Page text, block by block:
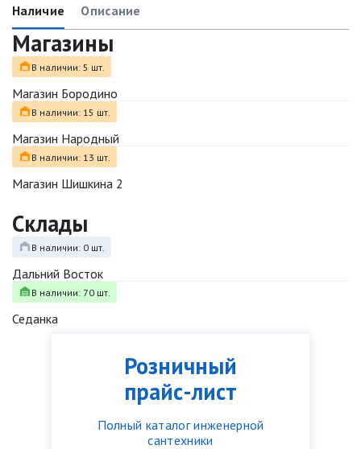
Розничный
прайс-лист
Полный каталог инженерной
сантехники
Наличие Описание
Магазины
В наличии: 5 шт.
Магазин Бородино
В наличии: 15 шт.
Магазин Народный
В наличии: 13 шт.
Магазин Шишкина 2
Склады
В наличии: 0 шт.
Дальний Восток
В наличии: 70 шт.
Седанка